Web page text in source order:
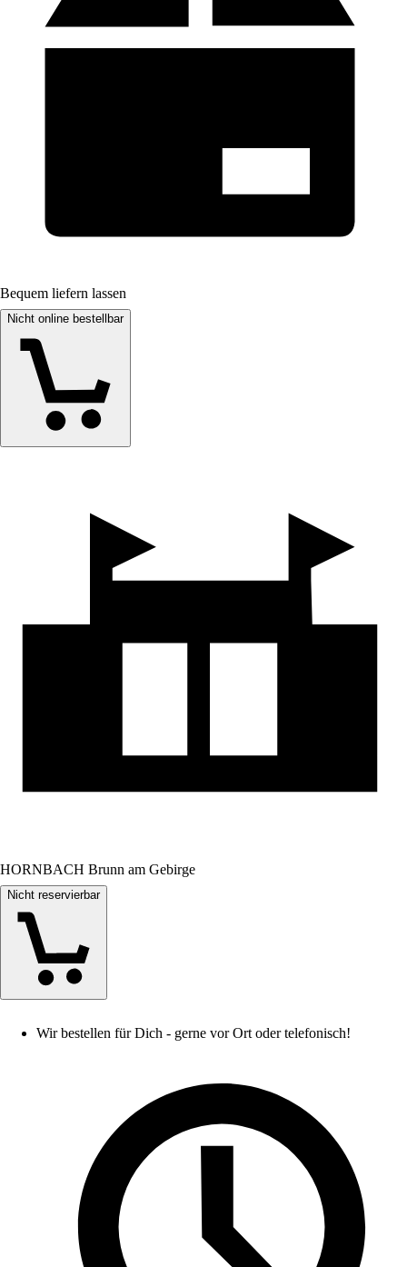
Bequem liefern lassen
Nicht online bestellbar
HORNBACH Brunn am Gebirge
Nicht reservierbar
Wir bestellen für Dich - gerne vor Ort oder telefonisch!